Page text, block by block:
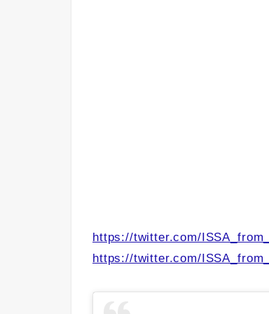
https://twitter.com/
https://twitter.com/